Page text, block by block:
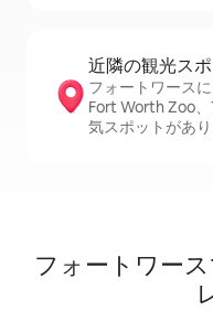
近隣の観光ス⁠ポ⁠
フォートワース
Fort Worth Zoo
気スポットがあ
フォートワー